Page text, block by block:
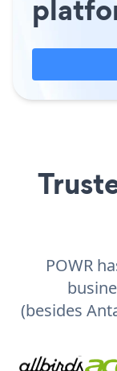
POWR
(besides